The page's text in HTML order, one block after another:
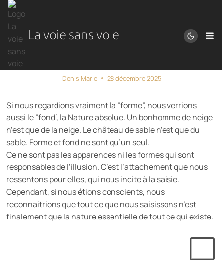
Aller
au
contenuLa voie sans voie
Denis Marie 28 décembre 2025
Si nous regardions vraiment la “forme”, nous verrions
aussi le “fond”, la Nature absolue. Un bonhomme de neige
n’est que de la neige. Le château de sable n’est que du
sable. Forme et fond ne sont qu’un seul.
Ce ne sont pas les apparences ni les formes qui sont
responsables de l’illusion. C’est l’attachement que nous
ressentons pour elles, qui nous incite à la saisie.
Cependant, si nous étions conscients, nous
reconnaitrions que tout ce que nous saisissons n’est
finalement que la nature essentielle de tout ce qui existe.